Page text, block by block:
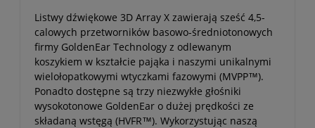
Listwy dźwiękowe 3D Array X zawierają sześć 4,5-
calowych przetworników basowo-średniotonowych
firmy GoldenEar Technology z odlewanym
koszykiem w kształcie pająka i naszymi unikalnymi
wielołopatkowymi wtyczkami fazowymi (MVPP™).
Ponadto dostępne są trzy niezwykłe głośniki
wysokotonowe GoldenEar o dużej prędkości ze
składaną wstęgą (HVFR™). Wykorzystując naszą